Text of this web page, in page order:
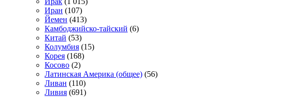
Иран (107)
Йемен (413)
Камбоджийско-тайский (6)
Китай (53)
Колумбия (15)
Корея (168)
Косово (2)
Латинская Америка (общее) (56)
Ливан (110)
Ливия (691)